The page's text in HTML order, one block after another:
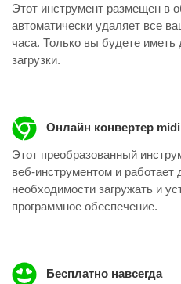
Этот инструмент размещен в
автоматически удаляет все
часа. Только вы будете
загрузки.
Онлайн конвертер
Этот преобразованный
веб-инструментом и
необходимости загружать и
программное обеспечение.
Бесплатно навсегда